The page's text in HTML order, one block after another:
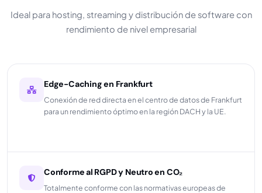
Ideal para hosting, streaming y distribución de software con
rendimiento de nivel empresarial
Edge-Caching en Frankfurt
Conexión de red directa en el centro de datos de Frankfurt
para un rendimiento óptimo en la región DACH y la UE.
Conforme al RGPD y Neutro en CO₂
Totalmente conforme con las normativas europeas de